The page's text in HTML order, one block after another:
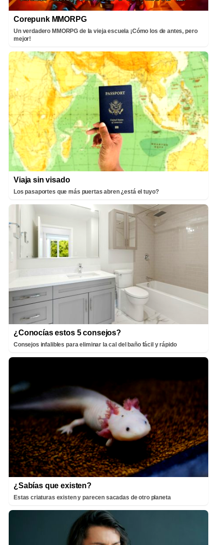
Corepunk MMORPG
Un verdadero MMORPG de la vieja escuela ¡Cómo los de antes, pero
mejor!
Viaja sin visado
Los pasaportes que más puertas abren ¿está el tuyo?
¿Conocías estos 5 consejos?
Consejos infalibles para eliminar la cal del baño fácil y rápido
¿Sabías que existen?
Estas criaturas existen y parecen sacadas de otro planeta